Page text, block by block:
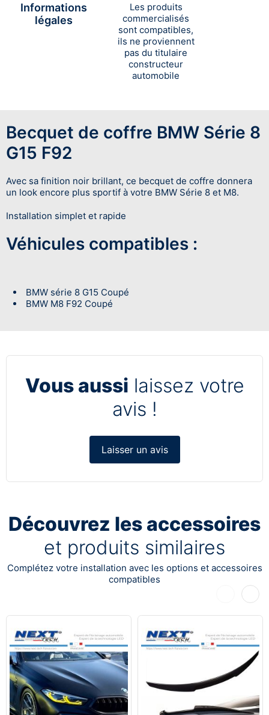
Informations
légales
Les produits
commercialisés
sont compatibles,
ils ne proviennent
pas du titulaire
constructeur
automobile
Becquet de coffre BMW Série 8
G15 F92
Avec sa finition noir brillant, ce becquet de coffre donnera
un look encore plus sportif à votre BMW Série 8 et M8.
Installation simplet et rapide
Véhicules compatibles :
BMW série 8 G15 Coupé
BMW M8 F92 Coupé
Vous aussi laissez votre
avis !
Laisser un avis
Découvrez les accessoires
et produits similaires
Complétez votre installation avec les options et accessoires
compatibles
Précédent